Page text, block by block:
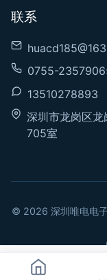
联系
0755-
13510278893
深圳市龙岗区
705室
© 2026 深圳唯电电